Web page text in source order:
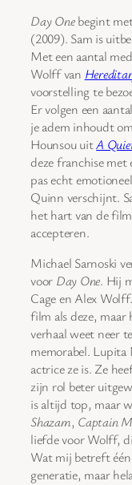
Day Onebegint
(2009). Sam is
Met een aantal
Wolff van
voorstelling te
Er volgen een
je adem inhoudt
Hounsou uitA
deze franchise
pas echt
Quinn verschijnt.
het hart van de
accepteren.
Michael Sarnoski
voor Day One. Hij
Cage en Alex
film als deze,
verhaal weet neer
memorabel. Lupita
actrice ze is. Ze
zijn rol beter
is altijd top, maar
Shazam, Captain
liefde voor Wolff,
Wat mij betreft
generatie, maar